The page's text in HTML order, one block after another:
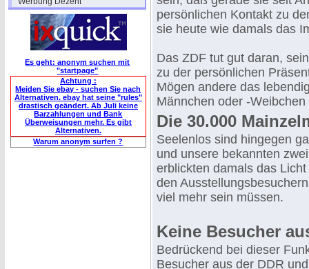
Es geht: anonym suchen mit
"startpage"
Achtung :
Meiden Sie ebay - suchen Sie nach
Alternativen. ebay hat seine "rules"
drastisch geändert. Ab Juli keine
Barzahlungen und Bank
Überweisungen mehr. Es gibt
Alternativen.
Warum anonym surfen ?
persönlichen Kontakt zu
sie heute wie damals das
Das ZDF tut gut daran,
zu der persönlichen
Mögen andere das
Männchen oder -
Die 30.000
Seelenlos sind hingegen
und unsere bekannten
erblickten damals das
den
viel mehr sein müssen.
Keine Besucher
Bedrückend bei dieser
Besucher aus der DDR